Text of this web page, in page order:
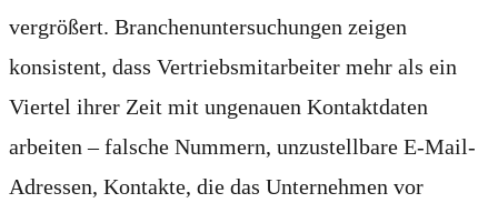
vergrößert. Branchenuntersuchungen zeigen
konsistent, dass Vertriebsmitarbeiter mehr als ein
Viertel ihrer Zeit mit ungenauen Kontaktdaten
arbeiten – falsche Nummern, unzustellbare E-Mail-
Adressen, Kontakte, die das Unternehmen vor